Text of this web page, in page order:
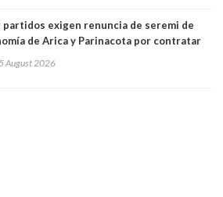
partidos exigen renuncia de seremi de
de Arica y Parinacota por contratar
militante de RN, detenida con 47 kilos de
August 2026